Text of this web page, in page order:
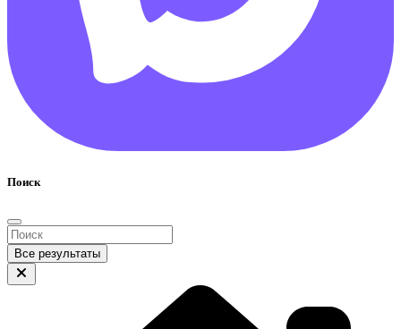
Поиск
Все результаты